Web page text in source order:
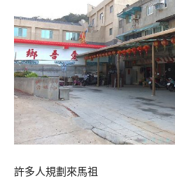
許多人規劃來馬祖